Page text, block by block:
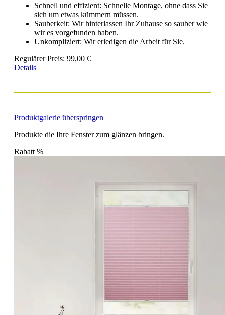
Schnell und effizient: Schnelle Montage, ohne dass Sie
sich um etwas kümmern müssen.
Sauberkeit: Wir hinterlassen Ihr Zuhause so sauber wie
wir es vorgefunden haben.
Unkompliziert: Wir erledigen die Arbeit für Sie.
Regulärer Preis: 99,00 €
Details
Produktgalerie überspringen
Produkte die Ihre Fenster zum glänzen bringen.
Rabatt %